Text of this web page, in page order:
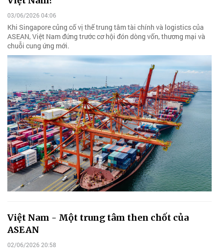
03/06/2026 04:06
Khi Singapore củng cố vị thế trung tâm tài chính và logistics của
ASEAN, Việt Nam đứng trước cơ hội đón dòng vốn, thương mại và
chuỗi cung ứng mới.
Việt Nam - Một trung tâm then chốt của
ASEAN
02/06/2026 20:58